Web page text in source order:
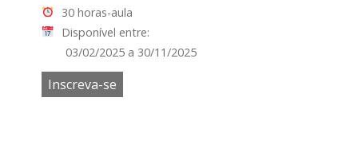
30 horas-aula
Disponível entre:
03/02/2025 a 30/11/2025
Inscreva-se